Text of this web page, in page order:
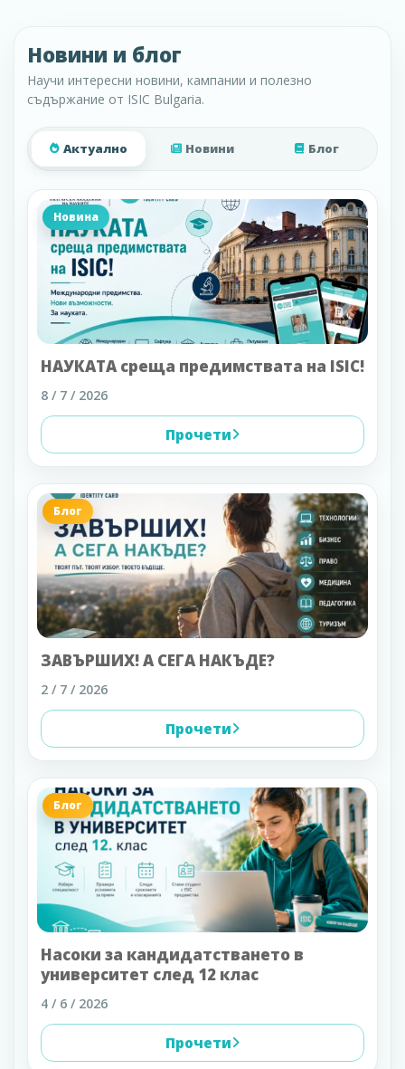
Новини и блог
Научи интересни новини, кампании и полезно
съдържание от ISIC Bulgaria.
Актуално Новини Блог
Новина
НАУКАТА среща предимствата на ISIC!
8 / 7 / 2026
Прочети
Блог
ЗАВЪРШИХ! А СЕГА НАКЪДЕ?
2 / 7 / 2026
Прочети
Блог
Насоки за кандидатстването в
университет след 12 клас
4 / 6 / 2026
Прочети